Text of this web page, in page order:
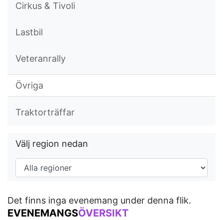
Cirkus & Tivoli
Lastbil
Veteranrally
Övriga
Traktorträffar
Välj region nedan
Det finns inga evenemang under denna flik.
EVENEMANGSÖVERSIKT